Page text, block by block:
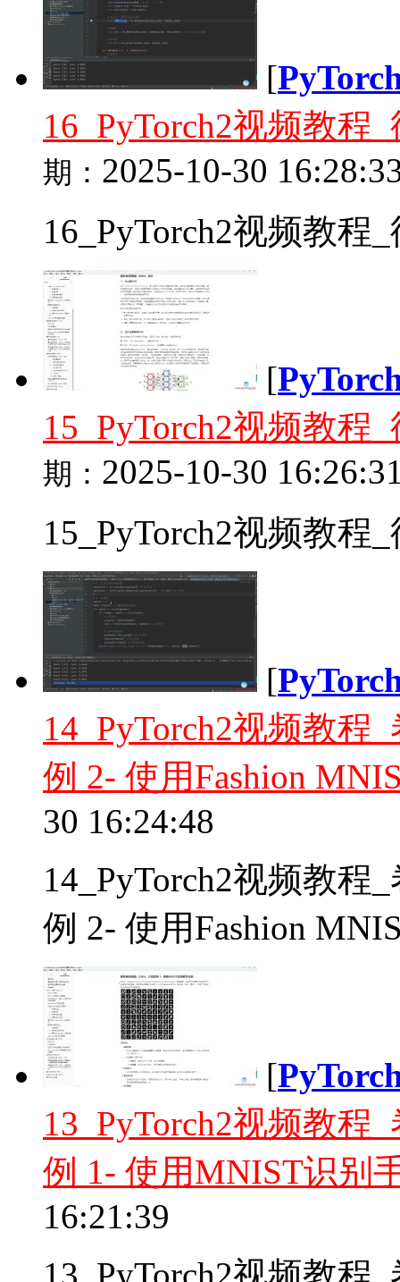
[
16_PyTorch2视频教程
期： 2025-10-30
16_PyTorch2视频教程
[
15_PyTorch2视频教程
期： 2025-10-30
15_PyTorch2视频教程
[
14_PyTorch2视频教程
例 2- 使用Fashion
30 16:24:48
14_PyTorch2视频教程
例 2- 使用Fashion
[
13_PyTorch2视频教程
例 1- 使用MNIST识别
16:21:39
13_PyTorch2视频教程